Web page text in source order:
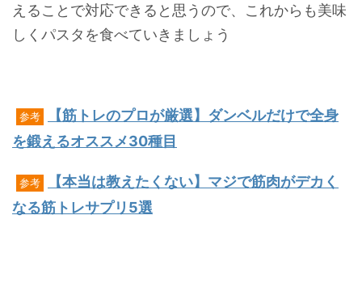
えることで対応できると思うので、これからも美味
しくパスタを食べていきましょう
参考
【筋トレのプロが厳選】ダンベルだけで全身
を鍛えるオススメ30種目
参考
【本当は教えたくない】マジで筋肉がデカく
なる筋トレサプリ5選